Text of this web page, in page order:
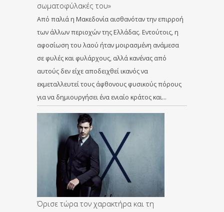
σωματοφύλακές του»
Από παλιά η Μακεδονία αισθανόταν την επιρροή
των άλλων περιοχών της Ελλάδας. Εντούτοις, η
αφοσίωση του λαού ήταν μοιρασμένη ανάμεσα
σε φυλές και φυλάρχους, αλλά κανένας από
αυτούς δεν είχε αποδειχθεί ικανός να
εκμεταλλευτεί τους άφθονους φυσικούς πόρους
για να δημιουργήσει ένα ενιαίο κράτος και…
Όρισε τώρα τον χαρακτήρα και τη